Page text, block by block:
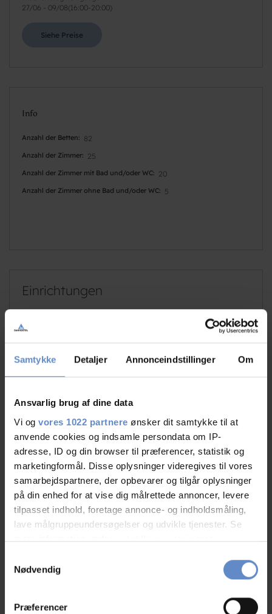
Samtykke Detaljer Annonceindstillinger Om
Ansvarlig brug af dine data
Vi og vores 1022 partnere ønsker dit samtykke til at
anvende cookies og indsamle persondata om IP-
adresse, ID og din browser til præferencer, statistik og
marketingformål. Disse oplysninger videregives til vores
samarbejdspartnere, der opbevarer og tilgår oplysninger
på din enhed for at vise dig målrettede annoncer, levere
tilpasset indhold, foretage annonce- og indholdsmåling,
lave målgruppeundersøgelser og udvikle tjenester. Se
mere information underindstillingerog i vores
tilbage eller ændre indstillinger fra vores
"Cookiedeklaration", eller ved at trykke på "Privacy
Nødvendig
Præferencer
27/06 - 09/08( 16:00-20:00)
Siehe Preise
Info
Anzahl der Betten 82
Anzahl der Zimmer 25
Anzahl der Zimmer mit Bad und/oder WC 20
Anzahl der Zimmer ohne Bad und/oder WC 5
Einrichtungen
Mehr sehen
RATINGS
9,12
9,12 von 10
Basierend auf 188 Bewertungen